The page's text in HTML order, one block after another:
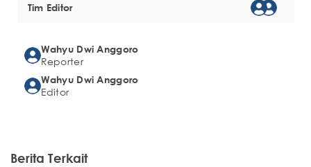
Tim Editor
Wahyu Dwi Anggoro
Reporter
Wahyu Dwi Anggoro
Editor
Berita Terkait